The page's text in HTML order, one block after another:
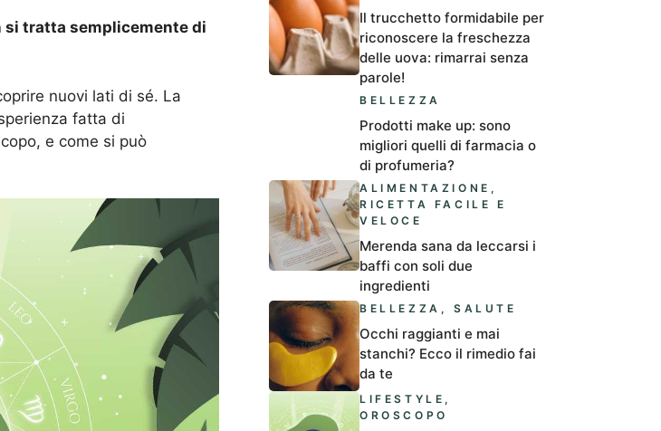
si tratta semplicemente di
nuovi lati di sé. La
fatta di
e come si può
Il trucchetto formidabile per
riconoscere la freschezza
delle uova: rimarrai senza
parole!
BELLEZZA
Prodotti make up: sono
migliori quelli di farmacia o
di profumeria?
ALIMENTAZIONE ,
RICETTA FACILE E
VELOCE
Merenda sana da leccarsi i
baffi con soli due
ingredienti
BELLEZZA ,SALUTE
Occhi raggianti e mai
stanchi? Ecco il rimedio fai
da te
LIFESTYLE ,
OROSCOPO